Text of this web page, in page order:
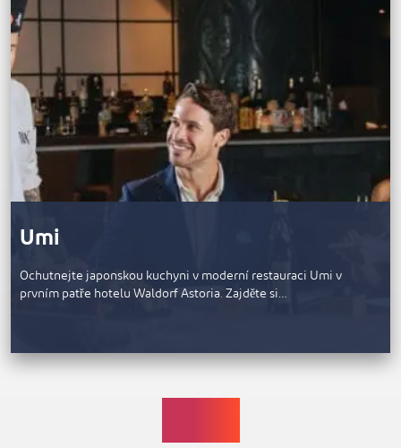
Umi
Ochutnejte japonskou kuchyni v moderní restauraci Umi v
prvním patře hotelu Waldorf Astoria. Zajděte si…